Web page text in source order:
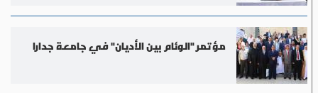
مؤتمر "الوئام بين الأديان" في جامعة جدارا